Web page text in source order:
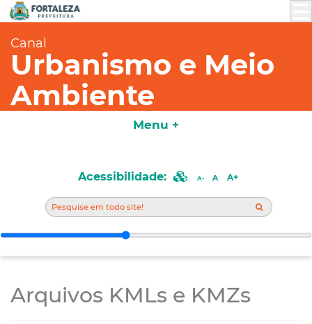
Canal
Urbanismo e Meio
Ambiente
Acessibilidade: A
Arquivos KMLs e KMZs